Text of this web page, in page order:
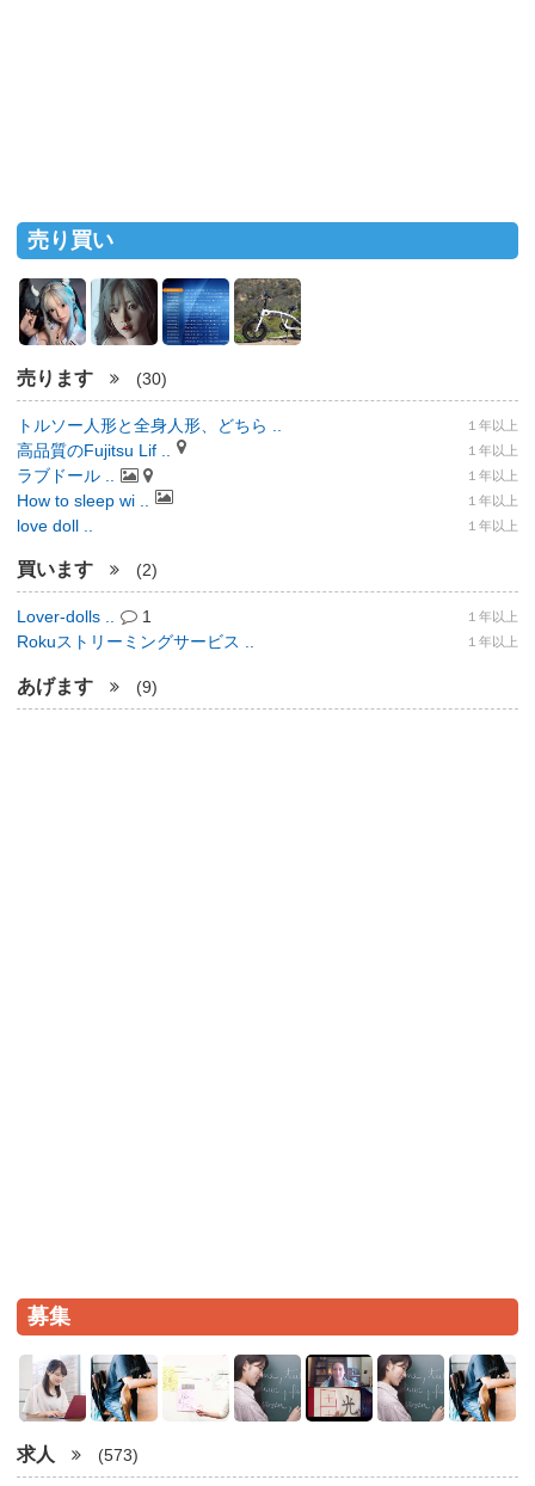
売り買い
売ります (30)
トルソー人形と全身人形、どちら .. １年以上
高品質のFujitsu Lif .. １年以上
ラブドール .. １年以上
How to sleep wi .. １年以上
love doll .. １年以上
買います (2)
Lover-dolls .. 1 １年以上
Rokuストリーミングサービス .. １年以上
あげます (9)
募集
求人 (573)